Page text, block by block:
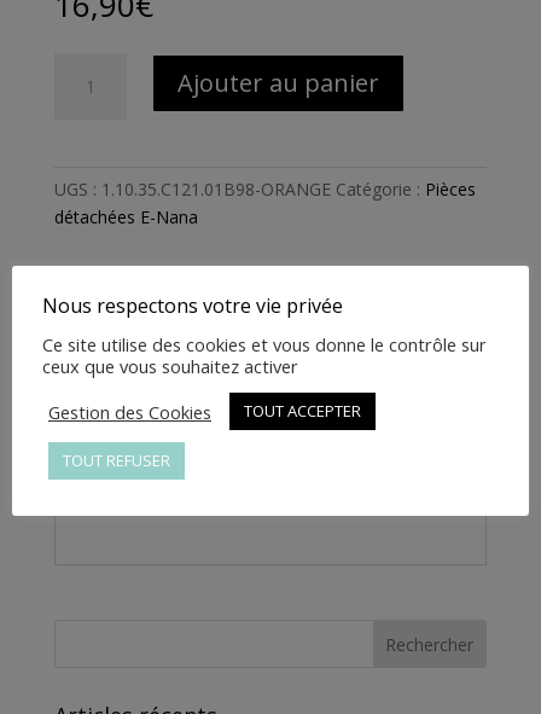
CACHE
TABLIER
-
1.10.35.C121.01B98-
ORANGE
Ajouter au panier
UGS : 1.10.35.C121.01B98-ORANGE Catégorie : Pièces
détachées E-Nana
Informations complémentaires
Informations
complémentaires
Poids
Nous respectons votre vie privée
Ce site utilise des cookies et vous donne le contrôle sur
ceux que vous souhaitez activer
Gestion des Cookies
TOUT ACCEPTER
TOUT REFUSER